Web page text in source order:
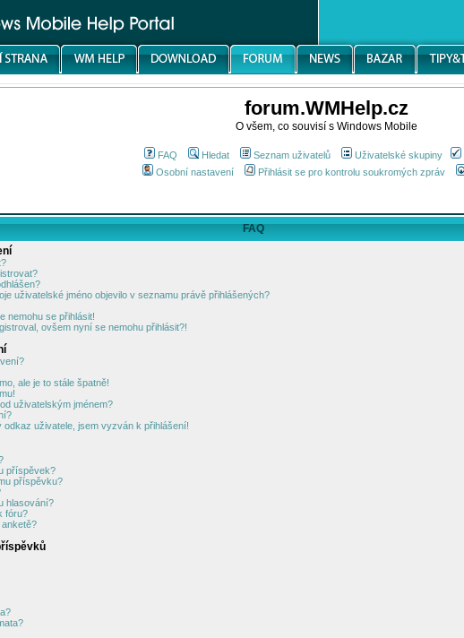
forum.WMHelp.cz
O všem, co souvisí s Windows Mobile
FAQ Hledat Seznam uživatelů Uživatelské skupiny
Osobní nastavení
Přihlásit se pro kontrolu soukromých zpráv
FAQ
uživatelské jméno objevilo v seznamu právě přihlášených?
nemohu se přihlásit!
ovšem nyní se nemohu přihlásit?!
ale je to stále špatně!
uživatelským jménem?
odkaz uživatele, jsem vyzván k přihlášení!
příspěvek?
příspěvku?
hlasování?
fóru?